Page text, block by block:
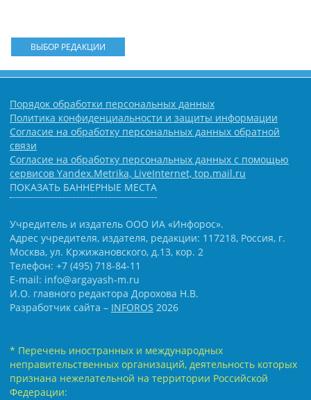
ВЫБОР РЕДАКЦИИ
Порядок обработки персональных данных
Политика конфиденциальности и защиты информации
Согласие на обработку персональных данных обратной
связи
Согласие на обработку персональных данных с помощью
сервисов Yandex.Metrika, LiveInternet, top.mail.ru
ПОКАЗАТЬ БАННЕРНЫЕ МЕСТА
Учредитель и издатель ООО ИА «Инфорос».
Адрес учредителя, издателя, редакции: 117218, Россия, г.
Москва, ул. Кржижановского, д.13, кор. 2
Телефон: +7 (495) 718-84-11
E-mail: info@argayash-m.ru
И.О. главного редактора Дорохова Н.В.
Разработчик сайта – INFOROS 2026
* Перечень иностранных и международных
неправительственных организаций, деятельность которых
признана нежелательной на территории Российской
Федерации: